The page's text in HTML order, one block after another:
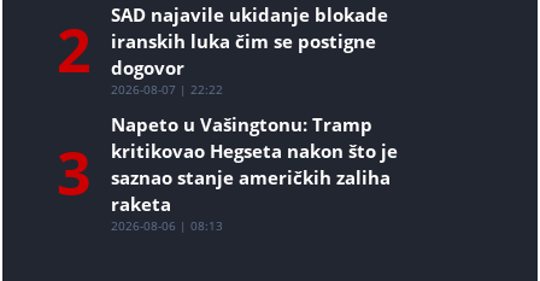
2
SAD najavile ukidanje blokade
iranskih luka čim se postigne
dogovor
2026-08-07 | 22:22
3
Napeto u Vašingtonu: Tramp
kritikovao Hegseta nakon što je
saznao stanje američkih zaliha
raketa
2026-08-06 | 08:13